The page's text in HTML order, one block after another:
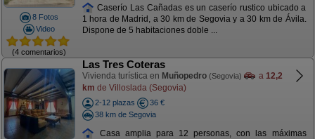
8 Fotos
Video
(4 comentarios)
Caserío Las Cañadas es un caserío rustico ubicado a
1 hora de Madrid, a 30 km de Segovia y a 30 km de Ávila.
Dispone de 5 habitaciones doble ...
Las Tres Coteras
Vivienda turística en Muñopedro (Segovia) a 12,2
km de Villoslada (Segovia)
2-12 plazas
36 €
38 km de Segovia
Casa amplia para 12 personas, con las máximas